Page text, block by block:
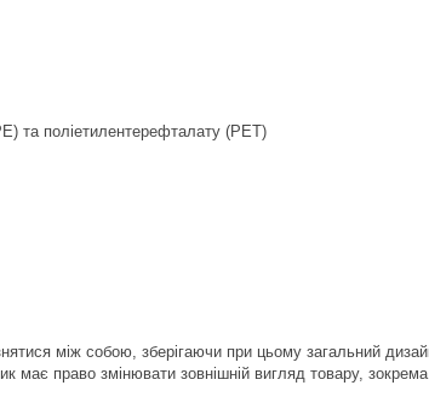
та поліетилентерефталату (PET)
між собою, зберігаючи при цьому загальний
має право змінювати зовнішній вигляд товару,